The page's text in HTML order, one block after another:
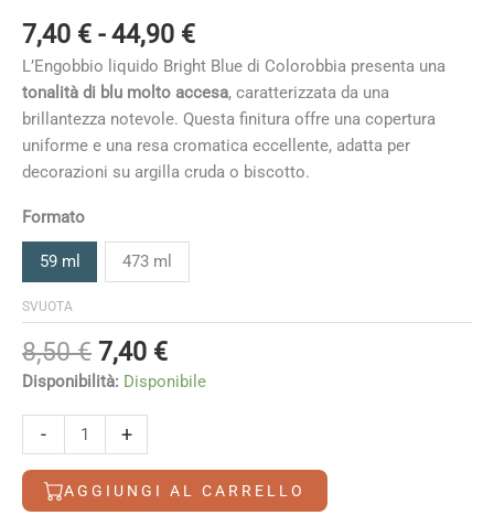
7,40 € - 44,90 €Fascia
di
prezzo:
da
7,40 €
a
L’Engobbio liquido Bright Blue di Colorobbia presenta una
tonalità di blu molto accesa, caratterizzata da una
brillantezza notevole. Questa finitura offre una copertura
uniforme e una resa cromatica eccellente, adatta per
decorazioni su argilla cruda o biscotto.
Formato
59 ml 473 ml
SVUOTA
8,50€ Il
prezzo
era:
8,50 €.
7,40 €Il
prezzo
Disponibilità: Disponibile
-
Blue
quantità
+
AGGIUNGI AL CARRELLO